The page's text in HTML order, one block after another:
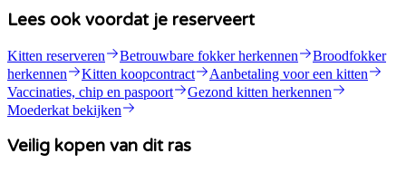
Lees ook voordat je reserveert
Kitten reserveren Betrouwbare fokker herkennen
Broodfokker
herkennen
Kitten koopcontract
Aanbetaling voor een kitten
Vaccinaties, chip en paspoort
Gezond kitten herkennen
Moederkat bekijken
Veilig kopen van dit ras